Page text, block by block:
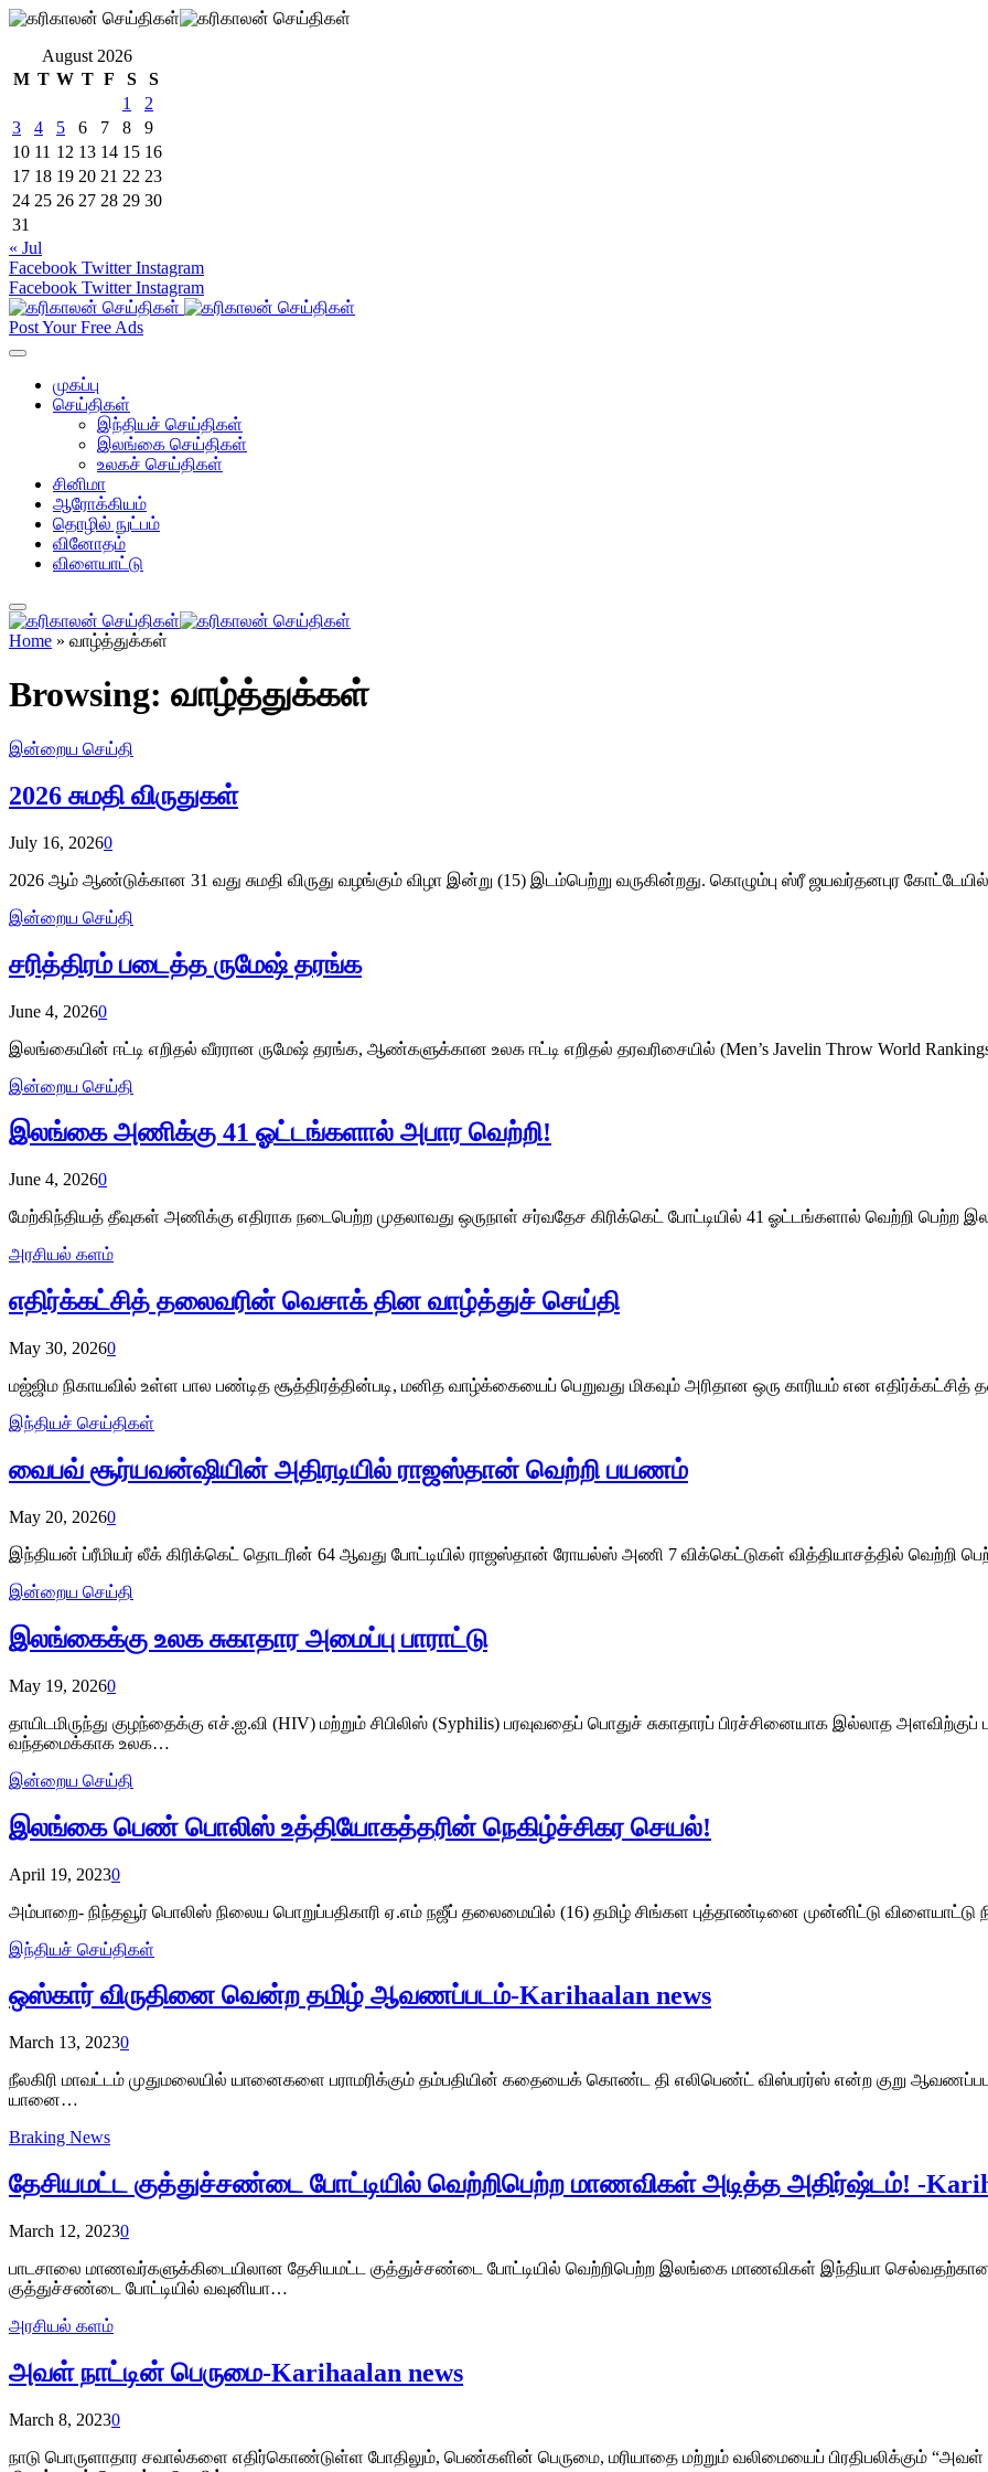
August 2026
M T W T F S
S
1
2
3
4 5 6 7 8
9
10 11 12 13 14 15 16
17 18 19 20 21 22 23
24 25 26 27 28 29 30
31
« Jul
Facebook Twitter Instagram
Facebook Twitter Instagram
Post Your Free Ads
முகப்பு
செய்திகள்
இந்தியச் செய்திகள்
இலங்கை செய்திகள்
உலகச் செய்திகள்
சினிமா
ஆரோக்கியம்
தொழில் நுட்பம்
வினோதம்
விளையாட்டு
Home » வாழ்த்துக்கள்
Browsing: வாழ்த்துக்கள்
இன்றைய செய்தி
2026 சுமதி விருதுகள்
July 16, 20260
2026 ஆம் ஆண்டுக்கான 31 வது சுமதி விருது வழங்கும் விழா இன்று (15) இடம்பெற்று வருகின்றது. கொழும்பு ஸ்ரீ ஜயவர்தனபுர
இன்றைய செய்தி
சரித்திரம் படைத்த ருமேஷ் தரங்க
June 4, 20260
இலங்கையின் ஈட்டி எறிதல் வீரரான ருமேஷ் தரங்க, ஆண்களுக்கான உலக ஈட்டி எறிதல் தரவரிசையில் (Men’s Javelin Throw World
இன்றைய செய்தி
இலங்கை அணிக்கு 41 ஓட்டங்களால் அபார வெற்றி!
June 4, 20260
மேற்கிந்தியத் தீவுகள் அணிக்கு எதிராக நடைபெற்ற முதலாவது ஒருநாள் சர்வதேச கிரிக்கெட் போட்டியில் 41 ஓட்டங்களால் வெற்றி
அரசியல் களம்
எதிர்க்கட்சித் தலைவரின் வெசாக் தின வாழ்த்துச் செய்தி
May 30, 20260
மஜ்ஜிம நிகாயவில் உள்ள பால பண்டித சூத்திரத்தின்படி, மனித வாழ்க்கையைப் பெறுவது மிகவும் அரிதான ஒரு காரியம் என எதிர்க்கட்சித்
இந்தியச் செய்திகள்
வைபவ் சூர்யவன்ஷியின் அதிரடியில் ராஜஸ்தான் வெற்றி பயணம்
May 20, 20260
இந்தியன் ப்ரீமியர் லீக் கிரிக்கெட் தொடரின் 64 ஆவது போட்டியில் ராஜஸ்தான் ரோயல்ஸ் அணி 7 விக்கெட்டுகள் வித்தியாசத்தில் வெற்றி
இன்றைய செய்தி
இலங்கைக்கு உலக சுகாதார அமைப்பு பாராட்டு
May 19, 20260
தாயிடமிருந்து குழந்தைக்கு எச்.ஐ.வி (HIV) மற்றும் சிபிலிஸ் (Syphilis) பரவுவதைப் பொதுச் சுகாதாரப் பிரச்சினையாக இல்லாத
வந்தமைக்காக உலக…
இன்றைய செய்தி
இலங்கை பெண் பொலிஸ் உத்தியோகத்தரின் நெகிழ்ச்சிகர செயல்!
April 19, 20230
அம்பாறை- நிந்தவூர் பொலிஸ் நிலைய பொறுப்பதிகாரி ஏ.எம் நஜீப் தலைமையில் (16) தமிழ் சிங்கள புத்தாண்டினை முன்னிட்டு
இந்தியச் செய்திகள்
ஒஸ்கார் விருதினை வென்ற தமிழ் ஆவணப்படம்-Karihaalan news
March 13, 20230
நீலகிரி மாவட்டம் முதுமலையில் யானைகளை பராமரிக்கும் தம்பதியின் கதையைக் கொண்ட தி எலிபெண்ட் விஸ்பரர்ஸ் என்ற குறு
யானை…
Braking News
தேசியமட்ட குத்துச்சண்டை போட்டியில் வெற்றிபெற்ற மாணவிகள் அடித்த அதிர்ஷ்டம்! -
March 12, 20230
பாடசாலை மாணவர்களுக்கிடையிலான தேசியமட்ட குத்துச்சண்டை போட்டியில் வெற்றிபெற்ற இலங்கை மாணவிகள் இந்தியா செல்வதற்கான
குத்துச்சண்டை போட்டியில் வவுனியா…
அரசியல் களம்
அவள் நாட்டின் பெருமை-Karihaalan news
March 8, 20230
நாடு பொருளாதார சவால்களை எதிர்கொண்டுள்ள போதிலும், பெண்களின் பெருமை, மரியாதை மற்றும் வலிமையைப் பிரதிபலிக்கும்